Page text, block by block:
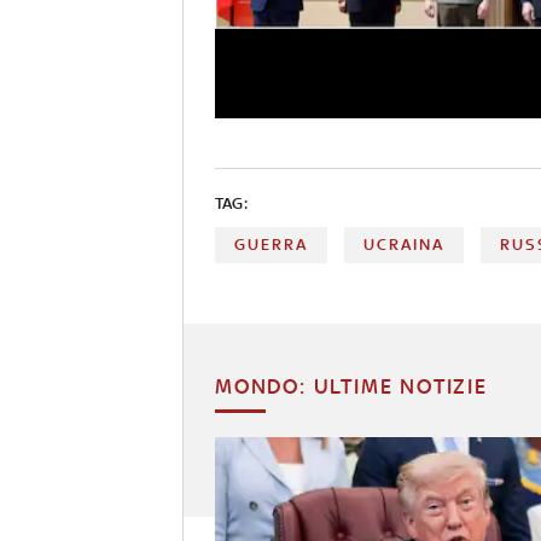
TAG:
GUERRA UCRAINA
MONDO: ULTIME NOTIZIE